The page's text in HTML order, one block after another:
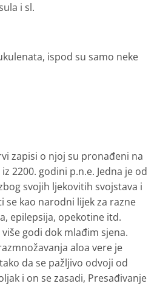
i sl.
ispod su samo neke
zapisi o njoj su pronađeni na
2200. godini p.n.e. Jedna je od
svojih ljekovitih svojstava i
se kao narodni lijek za razne
epilepsija, opekotine itd.
godi dok mlađim sjena.
aloa vere je
da se pažljivo odvoji od
i on se zasadi, Presađivanje